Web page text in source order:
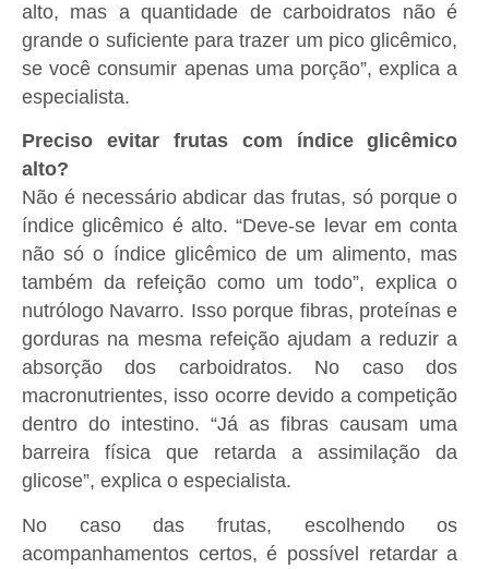
alto, mas a quantidade de carboidratos não é
grande o suficiente para trazer um pico glicêmico,
se você consumir apenas uma porção”, explica a
especialista.
Preciso evitar frutas com índice glicêmico
alto?
Não é necessário abdicar das frutas, só porque o
índice glicêmico é alto. “Deve-se levar em conta
não só o índice glicêmico de um alimento, mas
também da refeição como um todo”, explica o
nutrólogo Navarro. Isso porque fibras, proteínas e
gorduras na mesma refeição ajudam a reduzir a
absorção dos carboidratos. No caso dos
macronutrientes, isso ocorre devido a competição
dentro do intestino. “Já as fibras causam uma
barreira física que retarda a assimilação da
glicose”, explica o especialista.
No caso das frutas, escolhendo os
acompanhamentos certos, é possível retardar a